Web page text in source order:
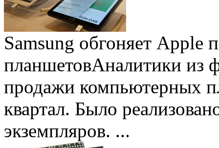
Samsung обгоняет Apple
планшетовАналитики из
продажи компьютерных
квартал. Было
экземпляров. ...